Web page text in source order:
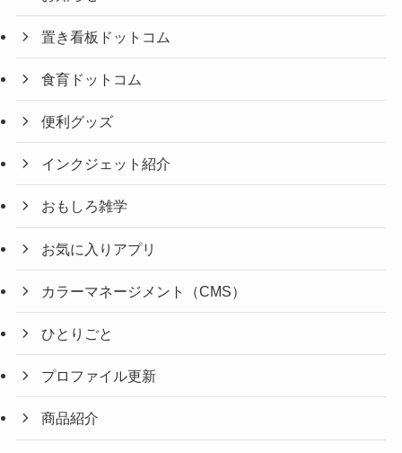
置き看板ドットコム
食育ドットコム
便利グッズ
インクジェット紹介
おもしろ雑学
お気に入りアプリ
カラーマネージメント（CMS）
ひとりごと
プロファイル更新
商品紹介